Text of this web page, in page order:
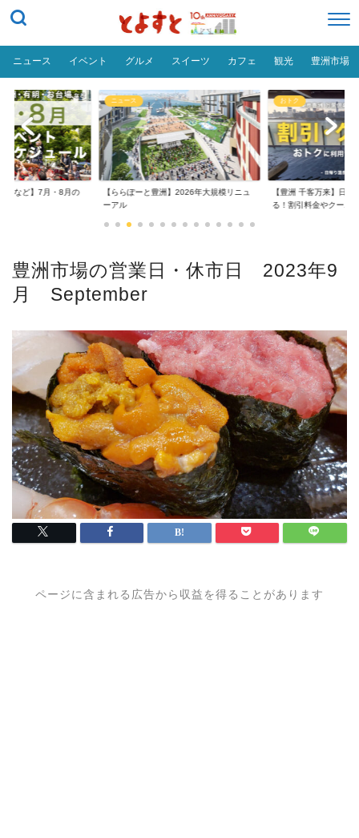
ニュース イベント グルメ スイーツ カフェ 観光 豊洲市場
場など】7月・8月の
ニュース
【ららぽーと豊洲】2026年大規模リニュ
ーアル
おトク
【豊洲 千客万来】日帰
る！割引料金やクーポ...
豊洲市場の営業日・休市日 2023年9
月 September
ページに含まれる広告から収益を得ることがあります